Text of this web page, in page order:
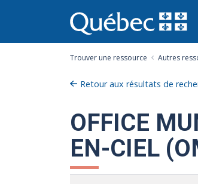
au
contenu
Trouver une ressource Autres
Retour aux résultats de
OFFICE
EN-CIEL